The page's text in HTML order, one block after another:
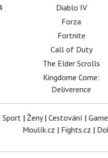
Diablo IV
Forza
Fortnite
Call of Duty
The Elder Scrolls
Kingdome Come:
Deliverence
Sport| Ženy| Cestování |
Moulík.cz | Fights.cz |